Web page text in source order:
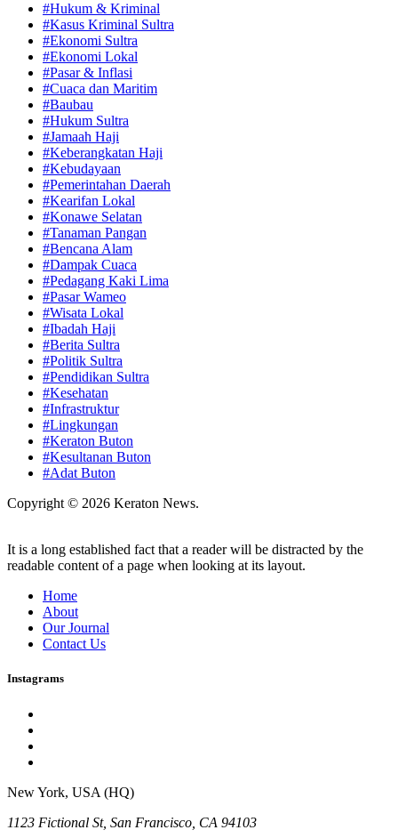
#Hukum & Kriminal
#Kasus Kriminal Sultra
#Ekonomi Sultra
#Ekonomi Lokal
#Pasar & Inflasi
#Cuaca dan Maritim
#Baubau
#Hukum Sultra
#Jamaah Haji
#Keberangkatan Haji
#Kebudayaan
#Pemerintahan Daerah
#Kearifan Lokal
#Konawe Selatan
#Tanaman Pangan
#Bencana Alam
#Dampak Cuaca
#Pedagang Kaki Lima
#Pasar Wameo
#Wisata Lokal
#Ibadah Haji
#Berita Sultra
#Politik Sultra
#Pendidikan Sultra
#Kesehatan
#Infrastruktur
#Lingkungan
#Keraton Buton
#Kesultanan Buton
#Adat Buton
Copyright © 2026 Keraton News.
It is a long established fact that a reader will be distracted by the
readable content of a page when looking at its layout.
Home
About
Our Journal
Contact Us
Instagrams
New York, USA (HQ)
1123 Fictional St, San Francisco, CA 94103